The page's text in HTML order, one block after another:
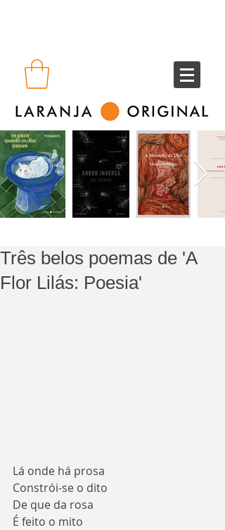
Três belos poemas de 'A
Flor Lilás: Poesia'
Lá onde há prosa
Constrói-se o dito
De que da rosa
É feito o mito